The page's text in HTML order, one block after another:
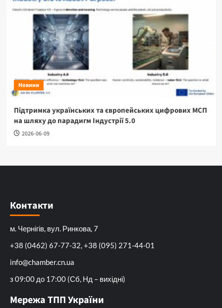
Новини
Підтримка українських та європейських цифрових МСП
на шляху до парадигм Індустрії 5.0
2026-06-09
Контакти
м. Чернігів, вул. Ринкова, 7
+38 (0462) 67-77-32, +38 (095) 271-44-01
info@chamber.cn.ua
з 09:00 до 17:00 (Сб, Нд – вихідні)
Мережа ТПП України